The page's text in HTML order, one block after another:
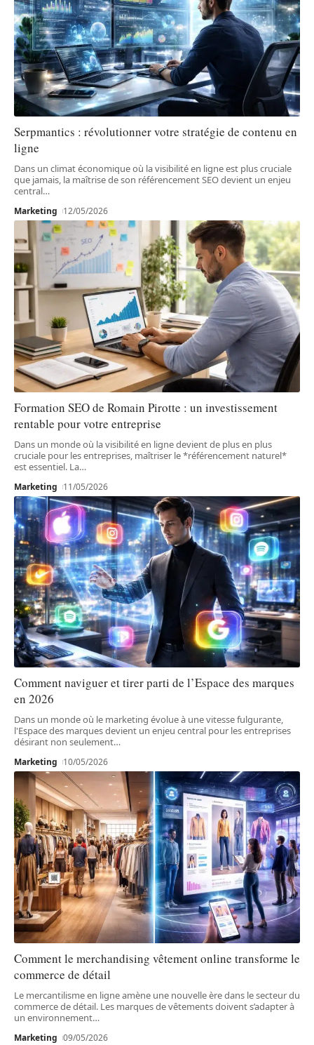
Serpmantics : révolutionner votre stratégie de contenu en
ligne
Dans un climat économique où la visibilité en ligne est plus cruciale
que jamais, la maîtrise de son référencement SEO devient un enjeu
central…
Marketing 12/05/2026
Formation SEO de Romain Pirotte : un investissement
rentable pour votre entreprise
Dans un monde où la visibilité en ligne devient de plus en plus
cruciale pour les entreprises, maîtriser le *référencement naturel*
est essentiel. La…
Marketing 11/05/2026
Comment naviguer et tirer parti de l’Espace des marques
en 2026
Dans un monde où le marketing évolue à une vitesse fulgurante,
l'Espace des marques devient un enjeu central pour les entreprises
désirant non seulement…
Marketing 10/05/2026
Comment le merchandising vêtement online transforme le
commerce de détail
Le mercantilisme en ligne amène une nouvelle ère dans le secteur du
commerce de détail. Les marques de vêtements doivent s’adapter à
un environnement…
Marketing 09/05/2026